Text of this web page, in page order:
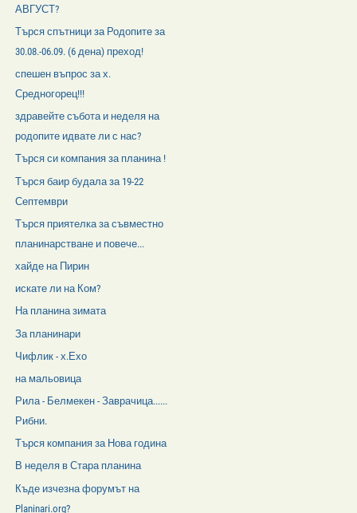
АВГУСТ?
Търся спътници за Родопите за
30.08.-06.09. (6 дена) преход!
спешен въпрос за х.
Средногорец!!!
здравейте събота и неделя на
родопите идвате ли с нас?
Търся си компания за планина !
Търся баир будала за 19-22
Септември
Търся приятелка за съвместно
планинарстване и повече...
хайде на Пирин
искате ли на Ком?
На планина зимата
За планинари
Чифлик - х.Ехо
на мальовица
Рила - Белмекен - Заврачица......
Рибни.
Търся компания за Нова година
В неделя в Стара планина
Къде изчезна форумът на
Planinari.org?